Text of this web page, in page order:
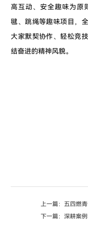
高互动、安全趣味为原
毽、跳绳等趣味项目，
大家默契协作、轻松竞
结奋进的精神风貌。